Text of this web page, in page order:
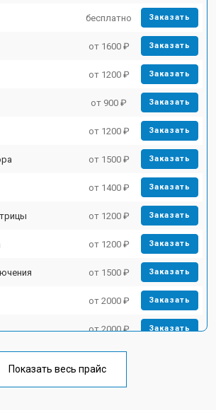
бесплатно Заказать
от 1600 ₽ Заказать
от 1200 ₽ Заказать
от 900 ₽ Заказать
от 1200 ₽ Заказать
от 1500 ₽ Заказать
от 1400 ₽ Заказать
от 1200 ₽ Заказать
от 1200 ₽ Заказать
от 1500 ₽ Заказать
от 2000 ₽ Заказать
от 2000 ₽ Заказать
Показать весь прайс